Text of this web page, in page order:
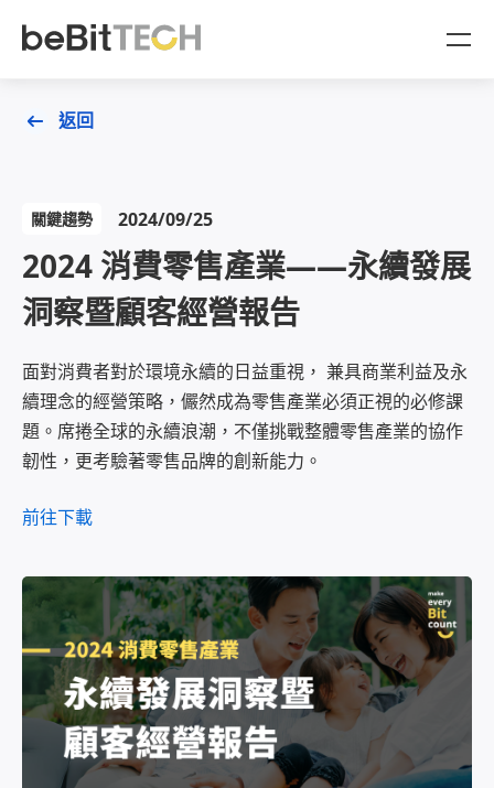
AgentBit
OMO 一站式整合
CDP 顧客數據平台
AgentBit 數據變現
AI 自動化導購劇本
AI 廣告優化模組
OMO 零售門市通路產業
顧問服務
數據策略顧問
品牌成功案例
資源與活動
活動講座
部落格文章
合作夥伴
資安防護
人才招募
新聞專區
登入
OmniSegment
OmniBPM
聯繫我們
返回
關鍵趨勢 2024/09/25
2024 消費零售產業——永續發展
洞察暨顧客經營報告
面對消費者對於環境永續的日益重視， 兼具商業利益及永
續理念的經營策略，儼然成為零售產業必須正視的必修課
題。席捲全球的永續浪潮，不僅挑戰整體零售產業的協作
韌性，更考驗著零售品牌的創新能力。
前往下載